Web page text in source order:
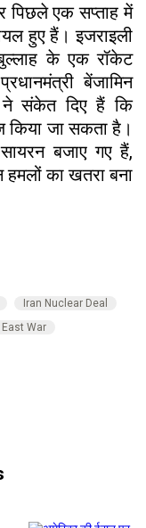
पिछले एक सप्ताह में
हुए हैं। इजराइली
के एक रॉकेट
बेंजामिन
ने संकेत दिए हैं कि
किया जा सकता है।
बजाए गए हैं,
हमलों का खतरा बना
Iran Nuclear Deal
War